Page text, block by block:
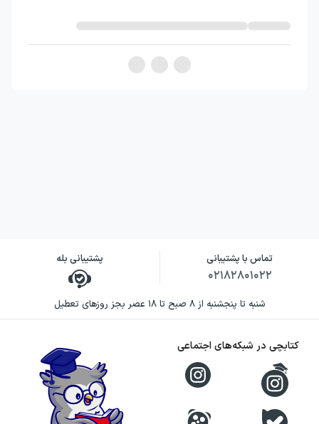
تماس با پشتیبانی
۰۲۱۸۲۸۰۱۰۲۲
پشتیبانی بله
شنبه تا پنجشنبه از ۸ صبح تا ۱۸ عصر بجز روزهای تعطیل
کتابچی در شبکه‌های اجتماعی